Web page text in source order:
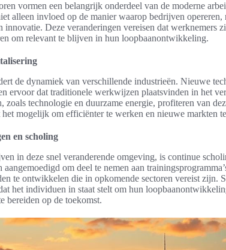
vormen een belangrijk onderdeel van de moderne
alleen invloed op de manier waarop bedrijven
innovatie. Deze veranderingen vereisen dat werknemers
om relevant te blijven in hun loopbaanontwikkeling.
de dynamiek van verschillende industrieën. Nieuwe
ervoor dat traditionele werkwijzen plaatsvinden in het
zoals technologie en duurzame energie, profiteren van
mogelijk om efficiënter te werken en nieuwe markten
en scholing
in deze snel veranderende omgeving, is continue
om deel te nemen aan
te ontwikkelen die in opkomende sectoren vereist zijn.
het individuen in staat stelt om hun
bereiden op de toekomst.